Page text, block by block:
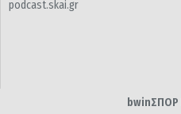
podcast.skai.gr
bwinΣΠΟΡ